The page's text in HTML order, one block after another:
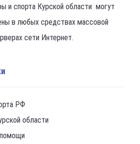
и спорта Курской области могут
в любых средствах массовой
сети Интернет.
РФ
области